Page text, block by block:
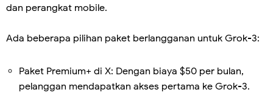
dan perangkat mobile.
Ada beberapa pilihan paket berlangganan untuk Grok-3:
Paket Premium+ di X: Dengan biaya $50 per bulan,
pelanggan mendapatkan akses pertama ke Grok-3.